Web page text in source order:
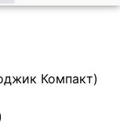
Компакт)